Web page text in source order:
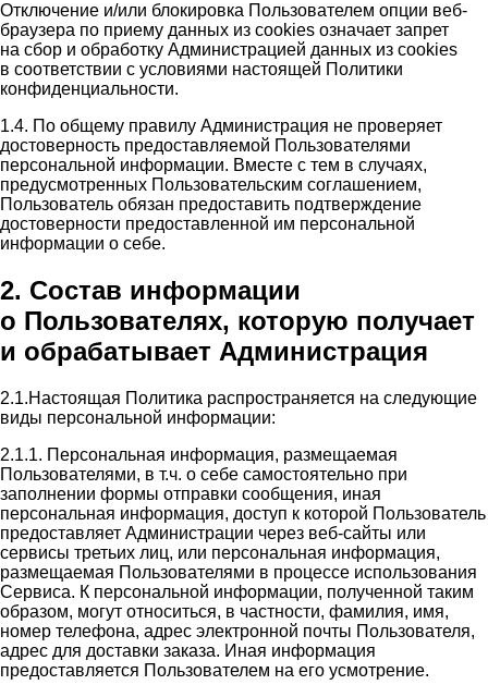
Отключение и/или блокировка Пользователем опции веб-
браузера по приему данных из cookies означает запрет
на сбор и обработку Администрацией данных из cookies
в соответствии с условиями настоящей Политики
конфиденциальности.
1.4. По общему правилу Администрация не проверяет
достоверность предоставляемой Пользователями
персональной информации. Вместе с тем в случаях,
предусмотренных Пользовательским соглашением,
Пользователь обязан предоставить подтверждение
достоверности предоставленной им персональной
информации о себе.
2. Состав информации
о Пользователях, которую получает
и обрабатывает Администрация
2.1.Настоящая Политика распространяется на следующие
виды персональной информации:
2.1.1. Персональная информация, размещаемая
Пользователями, в т.ч. о себе самостоятельно при
заполнении формы отправки сообщения, иная
персональная информация, доступ к которой Пользователь
предоставляет Администрации через веб-сайты или
сервисы третьих лиц, или персональная информация,
размещаемая Пользователями в процессе использования
Сервиса. К персональной информации, полученной таким
образом, могут относиться, в частности, фамилия, имя,
номер телефона, адрес электронной почты Пользователя,
адрес для доставки заказа. Иная информация
предоставляется Пользователем на его усмотрение.